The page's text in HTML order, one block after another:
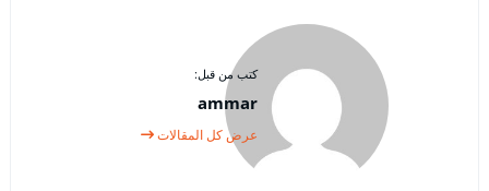
كتب من قبل:
ammar
عرض كل المقالات